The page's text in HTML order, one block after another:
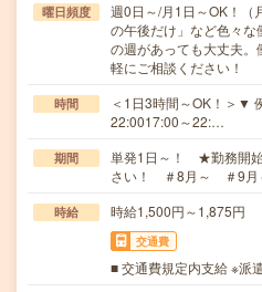
曜日頻度
週0日～/月1日～OK！
の午後だけ」など色々
の週があっても大丈夫
軽にご相談ください！
時間
＜1日3時間～OK！＞▼
22:0017:00～22:…
期間
単発1日～！ ★勤務開始
さい！ ＃8月～ ＃9月
時給 時給1,500円～1,875円
交通費
■ 交通費規定内支給 ※派